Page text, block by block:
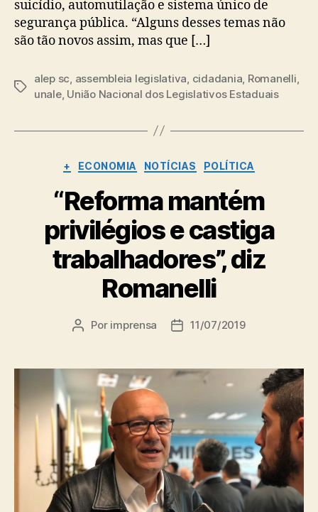
suicídio, automutilação e sistema único de
segurança pública. “Alguns desses temas não
são tão novos assim, mas que […]
Tags
alep sc, assembleia legislativa, cidadania, Romanelli,
unale, União Nacional dos Legislativos Estaduais
Categorias
+ ECONOMIA NOTÍCIAS POLÍTICA
“Reforma mantém
privilégios e castiga
trabalhadores”, diz
Romanelli
Autor
Por imprensa
Data11/07/2019